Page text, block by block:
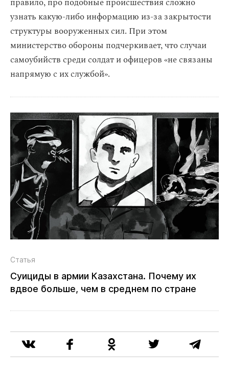
узнать какую-либо информацию из-за закрытости
структуры вооруженных сил. При этом
министерство обороны подчеркивает, что случаи
самоубийств среди солдат и офицеров «не связаны
напрямую с их службой».
Статья
Суициды в армии Казахстана. Почему их
вдвое больше, чем в среднем по стране